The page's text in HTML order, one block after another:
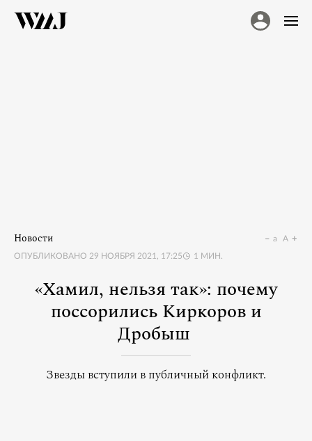
Новости
ОПУБЛИКОВАНО 29 НОЯБРЯ 2021, 17:25 1 МИН.
a A
«Хамил, нельзя так»: почему
поссорились Киркоров и
Дробыш
Звезды вступили в публичный конфликт.